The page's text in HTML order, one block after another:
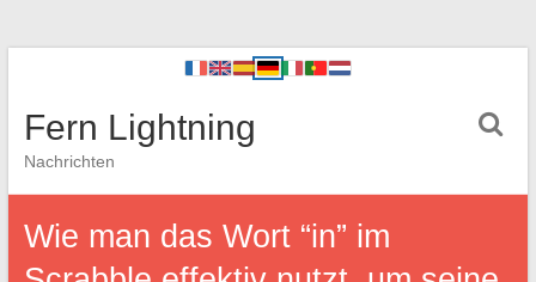
Fern Lightning
Nachrichten
Wie man das Wort “in” im